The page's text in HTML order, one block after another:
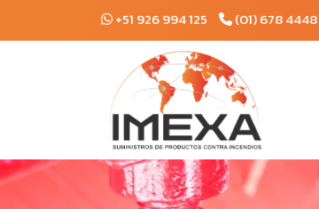
+51 926 994 125 (01) 678 4448